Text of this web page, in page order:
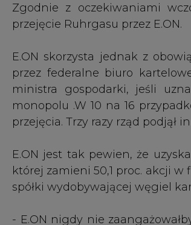
Zgodnie z oczekiwaniami
przejęcie Ruhrgasu przez E.ON.
E.ON skorzysta jednak z
przez federalne biuro
ministra gospodarki, jeśli
monopolu .W 10 na 16
przejęcia. Trzy razy rząd podjął
E.ON jest tak pewien, że
której zamieni 50,1 proc. akcji
spółki wydobywającej węgiel
- E.ON nigdy nie